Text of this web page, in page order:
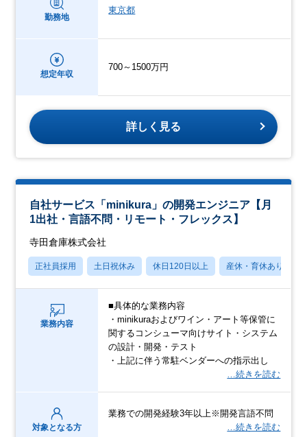
勤務地
東京都
想定年収
700～1500万円
詳しく見る
自社サービス「minikura」の開発エンジニア【月
1出社・言語不問・リモート・フレックス】
寺田倉庫株式会社
正社員採用 土日祝休み 休日120日以上 産休・育休あり
業務内容
■具体的な業務内容
・minikuraおよびワイン・アート等保管に
関するコンシューマ向けサイト・システム
の設計・開発・テスト
・上記に伴う常駐ベンダーへの指示出し
…続きを読む
対象となる方
業務での開発経験3年以上※開発言語不問
…続きを読む